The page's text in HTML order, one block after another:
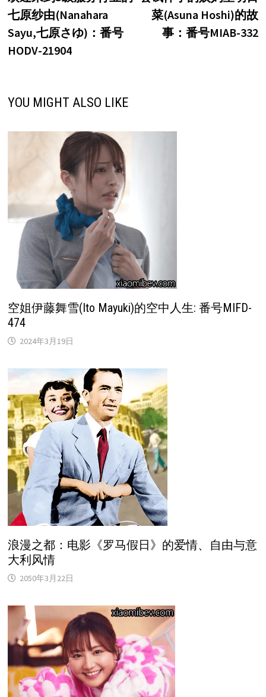
章
导
航
七原纱由(Nanahara
Sayu,七原さゆ)：番号
HODV-21904
菜(Asuna Hoshi)的故
事：番号MIAB-332
YOU MIGHT ALSO LIKE
空姐伊藤舞雪(Ito Mayuki)的空中人生: 番号MIFD-
474
2024年3月19日
浪漫之都：电影《罗马假日》的爱情、自由与意
大利风情
2050年3月22日